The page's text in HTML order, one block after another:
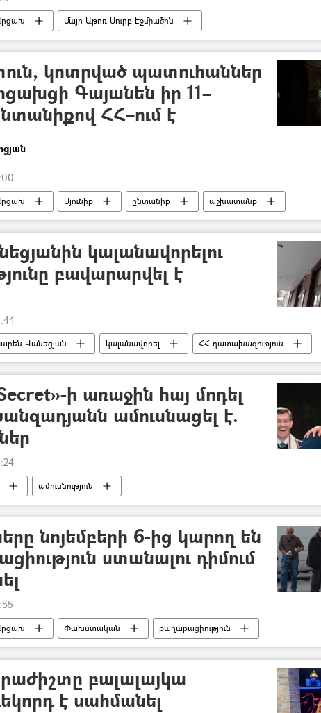
Մայր Աթոռ Սուրբ Էջմիածին
կոտրված պատուհաններ
Գայանեն իր 11–
ՀՀ–ում է
Սյունիք ընտանիք
աշխատանք
կալանավորելու
բավարարվել է
Վանեցյան կալանավորել ՀՀ դատախազություն
ի առաջին հայ մոդել
ամուսնացել է.
ամուսնություն
նոյեմբերի 6-ից կարող են
ստանալու դիմում
Փախստական քաղաքացիություն
բալալայկա
է սահմանել